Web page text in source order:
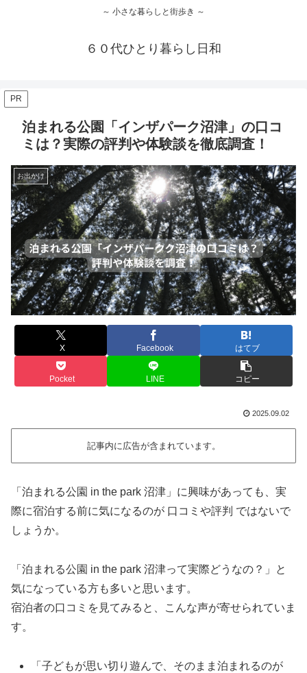
～ 小さな暮らしと街歩き ～
６０代ひとり暮らし日和
PR
泊まれる公園「インザパーク沼津」の口コ
ミは？実際の評判や体験談を徹底調査！
お出かけ
X Facebook はてブ
Pocket LINE コピー
2025.09.02
記事内に広告が含まれています。
「泊まれる公園 in the park 沼津」に興味があっても、実
際に宿泊する前に気になるのが 口コミや評判 ではないで
しょうか。
「泊まれる公園 in the park 沼津って実際どうなの？」と
気になっている方も多いと思います。
宿泊者の口コミを見てみると、こんな声が寄せられていま
す。
「子どもが思い切り遊んで、そのまま泊まれるのが